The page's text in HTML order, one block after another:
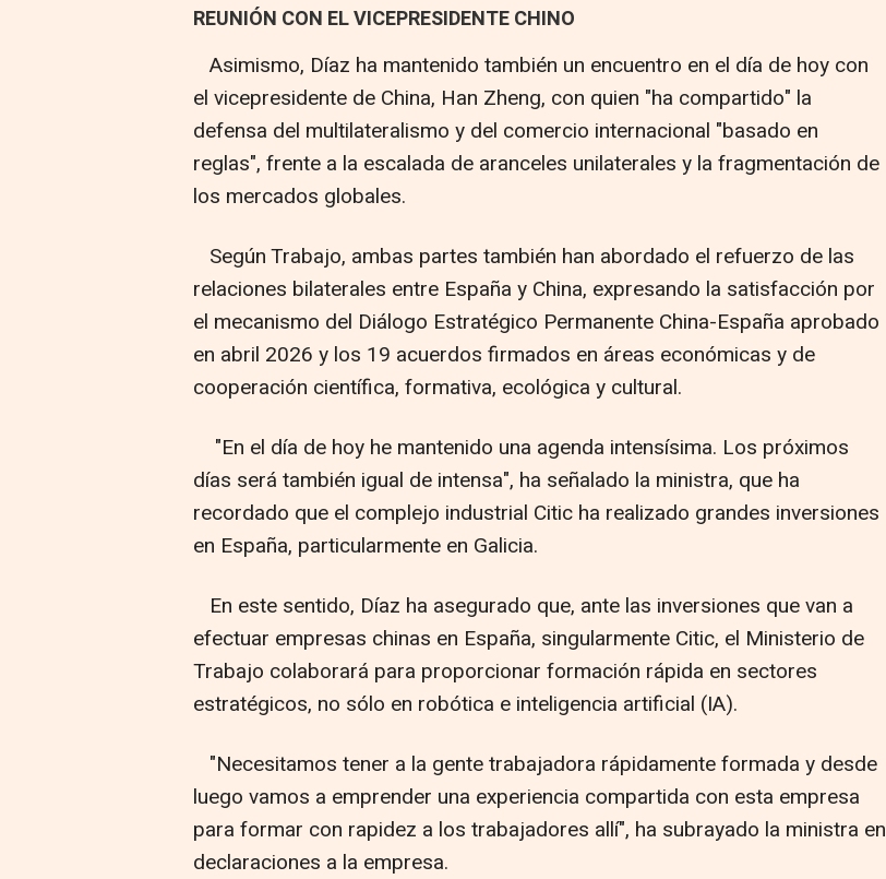
REUNIÓN CON EL VICEPRESIDENTE CHINO
Asimismo, Díaz ha mantenido también un encuentro en el día de hoy con
el vicepresidente de China, Han Zheng, con quien "ha compartido" la
defensa del multilateralismo y del comercio internacional "basado en
reglas", frente a la escalada de aranceles unilaterales y la fragmentación de
los mercados globales.
Según Trabajo, ambas partes también han abordado el refuerzo de las
relaciones bilaterales entre España y China, expresando la satisfacción por
el mecanismo del Diálogo Estratégico Permanente China-España aprobado
en abril 2026 y los 19 acuerdos firmados en áreas económicas y de
cooperación científica, formativa, ecológica y cultural.
"En el día de hoy he mantenido una agenda intensísima. Los próximos
días será también igual de intensa", ha señalado la ministra, que ha
recordado que el complejo industrial Citic ha realizado grandes inversiones
en España, particularmente en Galicia.
En este sentido, Díaz ha asegurado que, ante las inversiones que van a
efectuar empresas chinas en España, singularmente Citic, el Ministerio de
Trabajo colaborará para proporcionar formación rápida en sectores
estratégicos, no sólo en robótica e inteligencia artificial (IA).
"Necesitamos tener a la gente trabajadora rápidamente formada y desde
luego vamos a emprender una experiencia compartida con esta empresa
para formar con rapidez a los trabajadores allí", ha subrayado la ministra en
declaraciones a la empresa.